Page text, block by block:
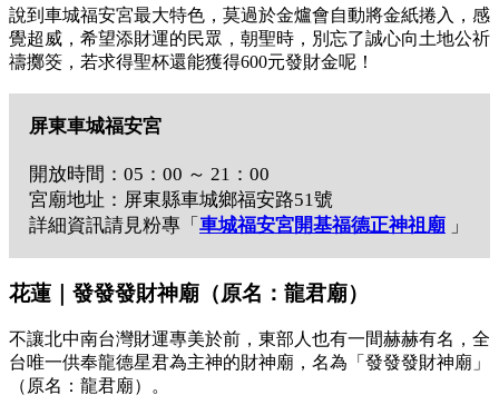
說到車城福安宮最大特色，莫過於金爐會自動將金紙捲入，感
覺超威，希望添財運的民眾，朝聖時，別忘了誠心向土地公祈
禱擲筊，若求得聖杯還能獲得600元發財金呢！
屏東車城福安宮
開放時間：05：00 ～ 21：00
宮廟地址：屏東縣車城鄉福安路51號
詳細資訊請見粉專「 車城福安宮開基福德正神祖廟 」
花蓮｜發發發財神廟（原名：龍君廟）
不讓北中南台灣財運專美於前，東部人也有一間赫赫有名，全
台唯一供奉龍德星君為主神的財神廟，名為「發發發財神廟」
（原名：龍君廟）。